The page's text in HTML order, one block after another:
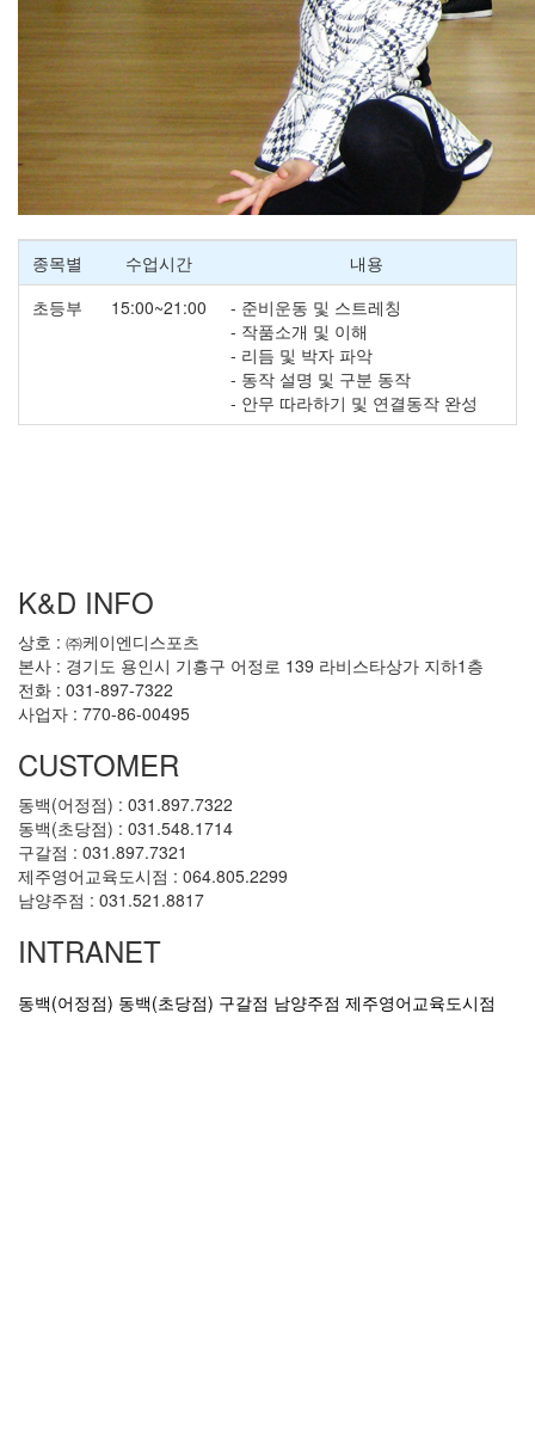
종목별 수업시간
내용
초등부
15:00~21:00
- 준비운동 및 스트레칭
- 작품소개 및 이해
- 리듬 및 박자 파악
- 동작 설명 및 구분 동작
- 안무 따라하기 및 연결동작 완성
K&D INFO
상호 : ㈜케이엔디스포츠
본사 : 경기도 용인시 기흥구 어정로 139 라비스타상가 지하1층
전화 : 031-897-7322
사업자 : 770-86-00495
CUSTOMER
동백(어정점) : 031.897.7322
동백(초당점) : 031.548.1714
구갈점 : 031.897.7321
제주영어교육도시점 : 064.805.2299
남양주점 : 031.521.8817
INTRANET
동백(어정점) 동백(초당점) 구갈점 남양주점 제주영어교육도시점